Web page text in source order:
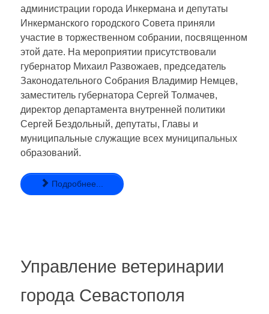
администрации города Инкермана и депутаты
Инкерманского городского Совета приняли
участие в торжественном собрании, посвященном
этой дате. На мероприятии присутствовали
губернатор Михаил Развожаев, председатель
Законодательного Собрания Владимир Немцев,
заместитель губернатора Сергей Толмачев,
директор департамента внутренней политики
Сергей Бездольный, депутаты, Главы и
муниципальные служащие всех муниципальных
образований.
Подробнее...
Управление ветеринарии
города Севастополя